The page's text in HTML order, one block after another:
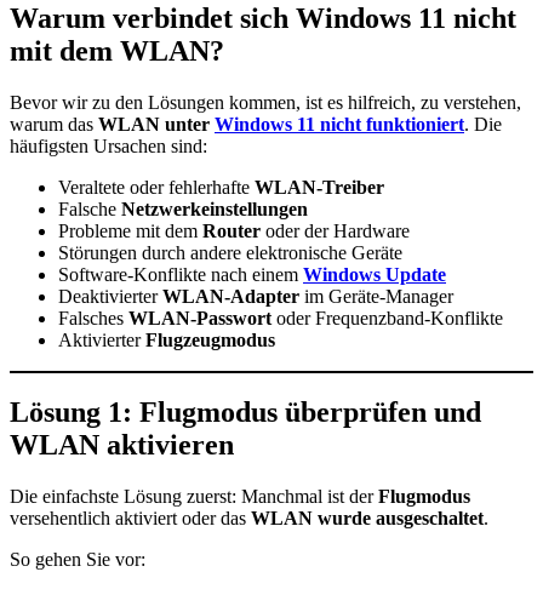
Warum verbindet sich Windows 11 nicht
mit dem WLAN?
Bevor wir zu den Lösungen kommen, ist es hilfreich, zu verstehen,
warum das WLAN unter Windows 11 nicht funktioniert. Die
häufigsten Ursachen sind:
Veraltete oder fehlerhafte WLAN-Treiber
Falsche Netzwerkeinstellungen
Probleme mit dem Router oder der Hardware
Störungen durch andere elektronische Geräte
Software-Konflikte nach einem Windows Update
DeaktivierterWLAN-Adapter im Geräte-Manager
Falsches WLAN-Passwort oder Frequenzband-Konflikte
AktivierterFlugzeugmodus
Lösung 1: Flugmodus überprüfen und
WLAN aktivieren
Die einfachste Lösung zuerst: Manchmal ist derFlugmodus
versehentlich aktiviert oder das WLAN wurde ausgeschaltet.
So gehen Sie vor: